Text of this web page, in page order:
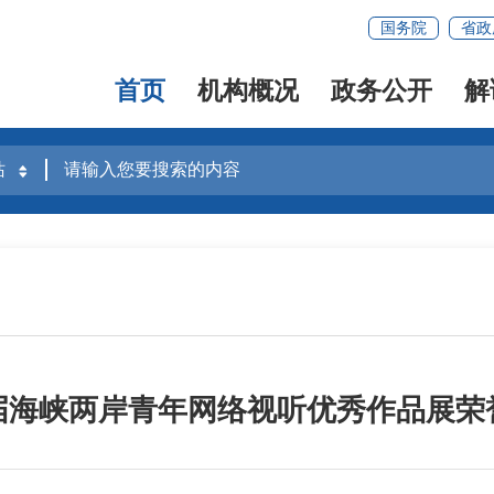
国务院 省
首页 机构概况 政务公开
海峡两岸青年网络视听优秀作品展荣